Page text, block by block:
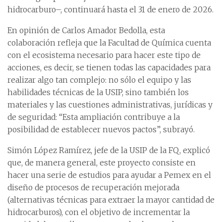
hidrocarburo–, continuará hasta el 31 de enero de 2026.
En opinión de Carlos Amador Bedolla, esta
colaboración refleja que la Facultad de Química cuenta
con el ecosistema necesario para hacer este tipo de
acciones, es decir, se tienen todas las capacidades para
realizar algo tan complejo: no sólo el equipo y las
habilidades técnicas de la USIP, sino también los
materiales y las cuestiones administrativas, jurídicas y
de seguridad: “Esta ampliación contribuye a la
posibilidad de establecer nuevos pactos”, subrayó.
Simón López Ramírez, jefe de la USIP de la FQ, explicó
que, de manera general, este proyecto consiste en
hacer una serie de estudios para ayudar a Pemex en el
diseño de procesos de recuperación mejorada
(alternativas técnicas para extraer la mayor cantidad de
hidrocarburos), con el objetivo de incrementar la